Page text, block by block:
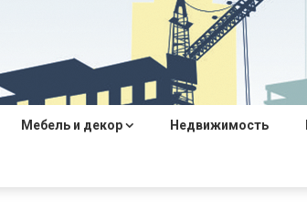
Мебель и декор Недвижимость